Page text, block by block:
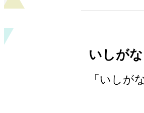
いしがな
「いしが